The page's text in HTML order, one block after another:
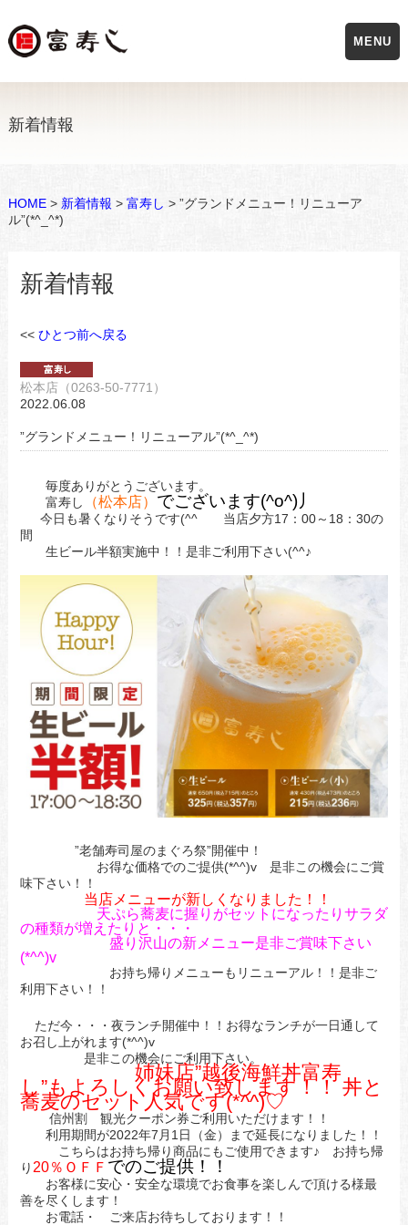
新着情報
HOME> 新着情報 > 富寿し > ”グランドメニュー！リニューア
ル”(*^_^*)
新着情報
<< ひとつ前へ戻る
松本店（0263-50-7771）
2022.06.08
”グランドメニュー！リニューアル”(*^_^*)
毎度ありがとうございます。
富寿し
（松本店） でございます(^o^)丿
今日も暑くなりそうです(^^ゞ 当店夕方17：00～18：30の
間
生ビール半額実施中！！是非ご利用下さい(^^♪
”老舗寿司屋のまぐろ祭”開催中！
お得な価格でのご提供(*^^)v 是非この機会にご賞
味下さい！！
当店メニューが新しくなりました！！
天ぷら蕎麦に握りがセットになったりサラダ
の種類が増えたりと・・・
盛り沢山の新メニュー是非ご賞味下さい
(*^^)v
お持ち帰りメニューもリニューアル！！是非ご
利用下さい！！
ただ今・・・夜ランチ開催中！！お得なランチが一日通して
お召し上がれます(*^^)v
是非この機会にご利用下さい。
姉妹店”越後海鮮丼富寿
し”もよろしくお願い致します！！ 丼と
蕎麦のセット人気です(*^^)♡
信州割 観光クーポン券ご利用いただけます！！
利用期間が2022年7月1日（金）まで延長になりました！！
こちらはお持ち帰り商品にもご使用できます♪ お持ち帰
り 20％ＯＦＦ でのご提供！！
お客様に安心・安全な環境でお食事を楽しんで頂ける様最
善を尽くします！
お電話・ ご来店お待ちしております！！
MENU